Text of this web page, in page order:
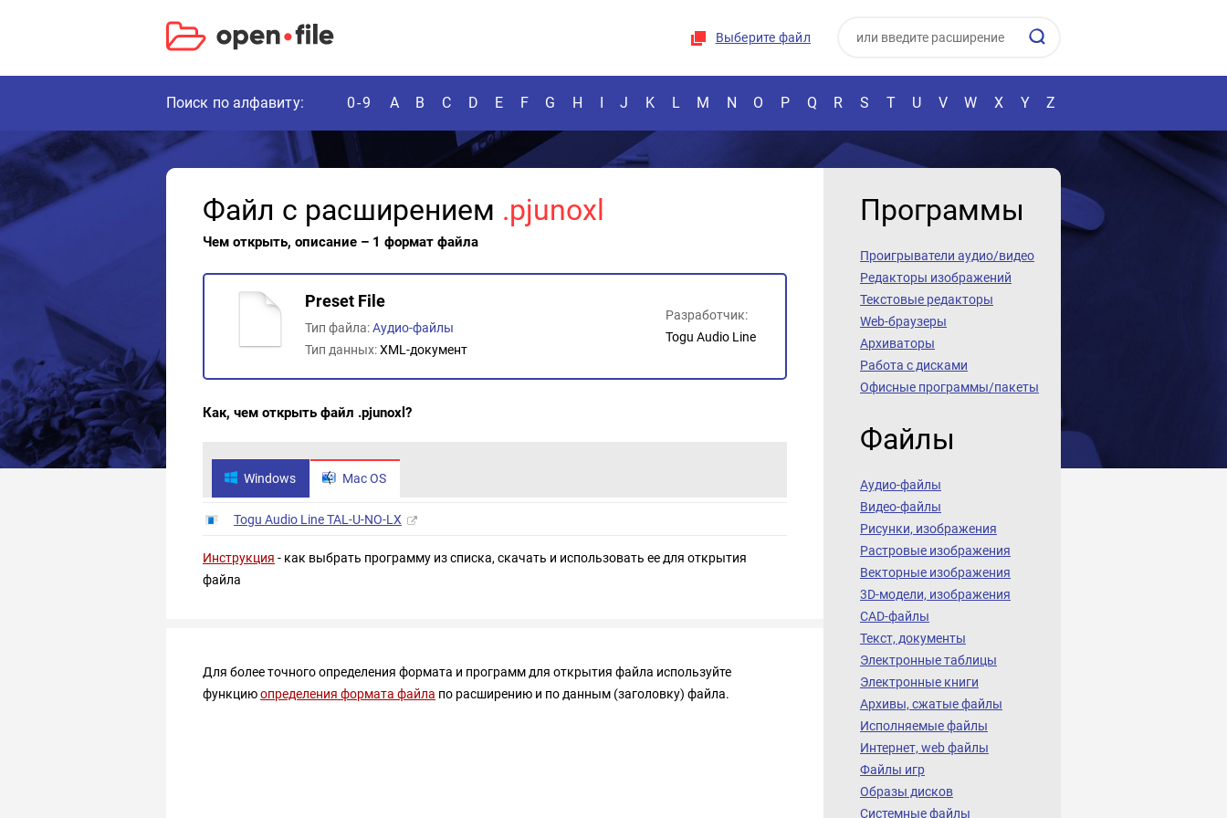
Выберите файл
Поиск по алфавиту: 0-9 A B C D E F G H I J K L M N O P Q R S T U V W X Y Z
Файл с расширением .pjunoxl
Чем открыть, описание – 1 формат файла
Preset File
Тип файла:Аудио-файлы
Тип данных:XML-документ
Разработчик:
Togu Audio Line
Как, чем открыть файл .pjunoxl?
Windows Mac OS
Togu Audio Line TAL-U-NO-LX
Инструкция - как выбрать программу из списка, скачать и использовать ее для открытия
файла
Для более точного определения формата и программ для открытия файла используйте
функциюопределения формата файла по расширению и по данным (заголовку) файла.
Программы
Проигрыватели аудио/видео
Редакторы изображений
Текстовые редакторы
Web-браузеры
Архиваторы
Работа с дисками
Офисные программы/пакеты
Файлы
Аудио-файлы
Видео-файлы
Рисунки, изображения
Растровые изображения
Векторные изображения
3D-модели, изображения
CAD-файлы
Текст, документы
Электронные таблицы
Электронные книги
Архивы, сжатые файлы
Исполняемые файлы
Интернет, web файлы
Файлы игр
Образы дисков
Системные файлы